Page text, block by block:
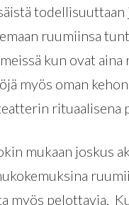
todellisuuttaan
ruumiinsa
kun ovat
myös oman
rituaalisena
mukaan joskus
myös pelottavia.